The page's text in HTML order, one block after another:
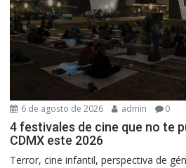
6 de agosto de 2026 admin 0
4 festivales de cine que no te
CDMX este 2026
Terror, cine infantil, perspectiva de